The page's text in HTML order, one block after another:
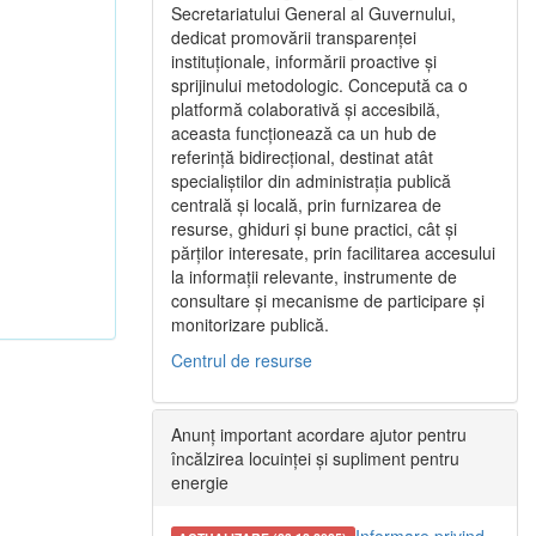
Secretariatului General al Guvernului,
dedicat promovării transparenței
instituționale, informării proactive și
sprijinului metodologic. Concepută ca o
platformă colaborativă și accesibilă,
aceasta funcționează ca un hub de
referință bidirecțional, destinat atât
specialiștilor din administrația publică
centrală și locală, prin furnizarea de
resurse, ghiduri și bune practici, cât și
părților interesate, prin facilitarea accesului
la informații relevante, instrumente de
consultare și mecanisme de participare și
monitorizare publică.
Centrul de resurse
Anunț important acordare ajutor pentru
încălzirea locuinței și supliment pentru
energie